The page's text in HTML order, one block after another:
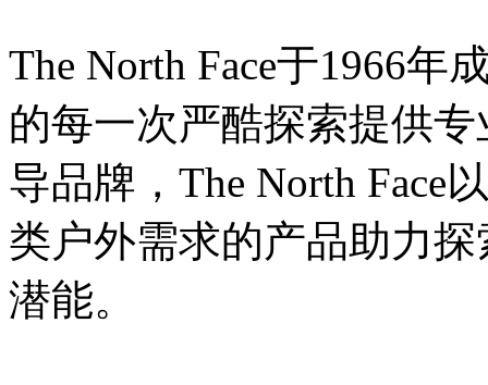
The North Face于1966年
的每一次严酷探索提供
导品牌，The North Face
类户外需求的产品助力
潜能。